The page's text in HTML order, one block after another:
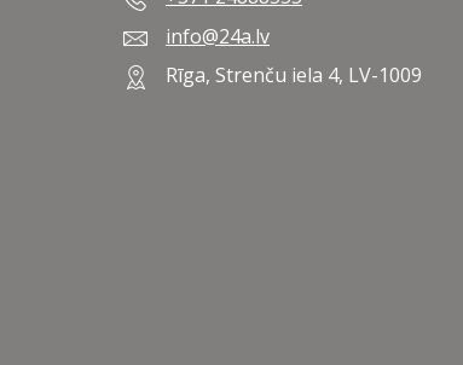
info@24a.lv
Rīga, Strenču iela 4, LV-1009